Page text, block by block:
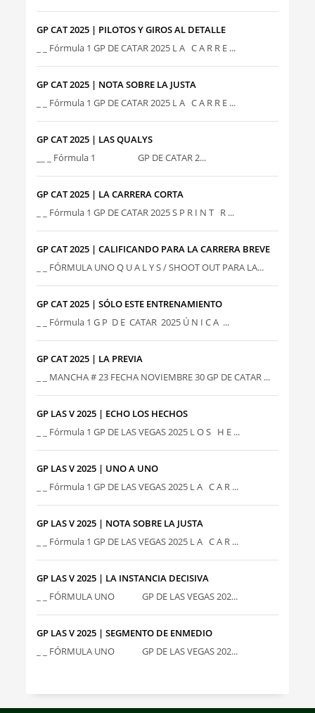
GP CAT 2025 | PILOTOS Y GIROS AL DETALLE
_ _ Fórmula 1 GP DE CATAR 2025 L A C A R R E ...
GP CAT 2025 | NOTA SOBRE LA JUSTA
_ _ Fórmula 1 GP DE CATAR 2025 L A C A R R E ...
GP CAT 2025 | LAS QUALYS
__ _ Fórmula 1 GP DE CATAR 2...
GP CAT 2025 | LA CARRERA CORTA
_ _ Fórmula 1 GP DE CATAR 2025 S P R I N T R ...
GP CAT 2025 | CALIFICANDO PARA LA CARRERA BREVE
_ _ FÓRMULA UNO Q U A L Y S / SHOOT OUT PARA LA...
GP CAT 2025 | SÓLO ESTE ENTRENAMIENTO
_ _ Fórmula 1 G P D E CATAR 2025 Ú N I C A ...
GP CAT 2025 | LA PREVIA
_ _ MANCHA # 23 FECHA NOVIEMBRE 30 GP DE CATAR ...
GP LAS V 2025 | ECHO LOS HECHOS
_ _ Fórmula 1 GP DE LAS VEGAS 2025 L O S H E ...
GP LAS V 2025 | UNO A UNO
_ _ Fórmula 1 GP DE LAS VEGAS 2025 L A C A R ...
GP LAS V 2025 | NOTA SOBRE LA JUSTA
_ _ Fórmula 1 GP DE LAS VEGAS 2025 L A C A R ...
GP LAS V 2025 | LA INSTANCIA DECISIVA
_ _ FÓRMULA UNO GP DE LAS VEGAS 202...
GP LAS V 2025 | SEGMENTO DE ENMEDIO
_ _ FÓRMULA UNO GP DE LAS VEGAS 202...